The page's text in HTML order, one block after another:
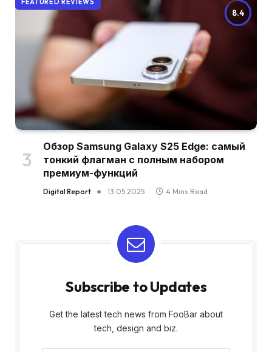
8.4
FEATURED REVIEWS
Обзор Samsung Galaxy S25 Edge: самый
тонкий флагман с полным набором
премиум-функций
Digital Report 13.05.2025 4 Mins Read
Subscribe to Updates
Get the latest tech news from FooBar about
tech, design and biz.